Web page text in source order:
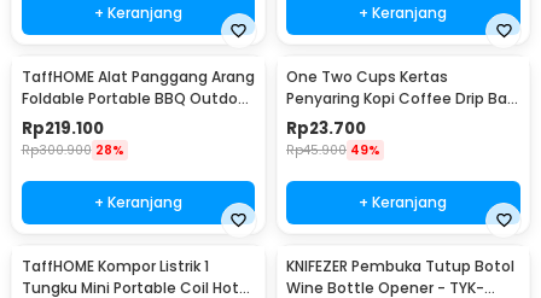
+ Keranjang + Keranjang
TaffHOME Alat Panggang Arang
Foldable Portable BBQ Outdoor
Grill Stove - HWSK77
Rp219.100
Rp300.900 28%
+ Keranjang
One Two Cups Kertas
Penyaring Kopi Coffee Drip Bag
Paper Filter 50PCS - T111
Rp23.700
Rp45.900 49%
+ Keranjang
TaffHOME Kompor Listrik 1
Tungku Mini Portable Coil Hot
KNIFEZER Pembuka Tutup Botol
Wine Bottle Opener - TYK-